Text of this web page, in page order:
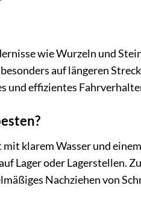
wie Wurzeln und
auf längeren
und effizientes
klarem Wasser und
Lager oder Lagerstellen.
Nachziehen von